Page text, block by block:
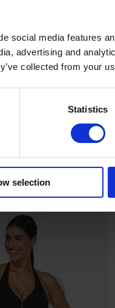
social media features
advertising and
collected from your
Statistics
selection